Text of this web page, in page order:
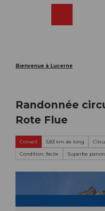
Bienvenue à Lucerne
Randonnée
Rote Flue
Conseil 5,83 km de long
Condition: facile
Superbe